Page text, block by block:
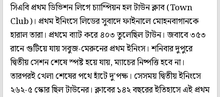
সিএবি প্রথম ডিভিশন লিগে চ্যাম্পিয়ন হল টাউন ক্লাব (Town
Club)। প্রথম ইনিংসে লিডের সুবাদে ফাইনালে মোহনবাগানকে
হারাল তারা। প্রথমে ব্যাট করে ৪০৩ তুলেছিল টাউন। জবাবে ৩৫৩
রানে গুটিয়ে যায় সবুজ-মেরুনের প্রথম ইনিংস। শনিবার দুপুরে
দ্বিতীয় সেশন শেষে স্পষ্ট হয়ে যায়, ম্যাচের নিষ্পত্তি হবে না।
তারপরই খেলা শেষের পথে হাঁটে দু'পক্ষ। সেসময় দ্বিতীয় ইনিংসে
২৬২-৫ স্কোর ছিল টাউনের। ক্লাবের ১৪২ বছরের ইতিহাসে এই প্রথম